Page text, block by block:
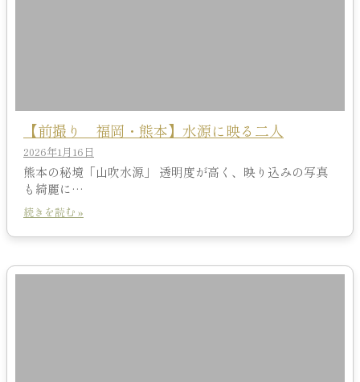
【前撮り 福岡・熊本】水源に映る二人
2026年1月16日
熊本の秘境「山吹水源」 透明度が高く、映り込みの写真
も綺麗に…
続きを読む »